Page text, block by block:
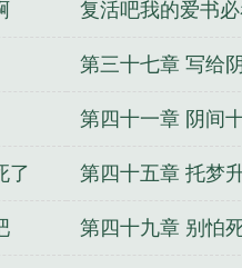
复活吧我的爱书
第三十七章 写给
第四十一章 阴间
了 第四十五章 托梦
第四十九章 别怕